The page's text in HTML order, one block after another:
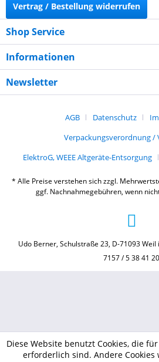
Vertrag / Bestellung widerrufen
Shop Service
Informationen
Newsletter
AGB Datenschutz
Verpackungsverordnung /
ElektroG, WEEE Altgeräte-Entsorgung
* Alle Preise verstehen sich zzgl.
ggf. Nachnahmegebühren, wenn
Udo Berner, Schulstraße 23, D-71093 Weil
7157 / 5 38 41 20
Diese Website benutzt Cookies, die
erforderlich sind. Andere